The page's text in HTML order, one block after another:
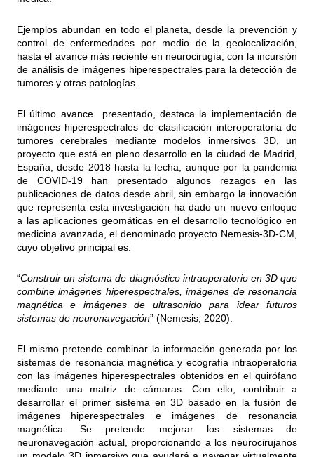
Ejemplos abundan en todo el planeta, desde la prevención y
control de enfermedades por medio de la geolocalización,
hasta el avance más reciente en neurocirugía, con la incursión
de análisis de imágenes hiperespectrales para la detección de
tumores y otras patologías.
El último avance presentado, destaca la implementación de
imágenes hiperespectrales de clasificación interoperatoria de
tumores cerebrales mediante modelos inmersivos 3D, un
proyecto que está en pleno desarrollo en la ciudad de Madrid,
España, desde 2018 hasta la fecha, aunque por la pandemia
de COVID-19 han presentado algunos rezagos en las
publicaciones de datos desde abril, sin embargo la innovación
que representa esta investigación ha dado un nuevo enfoque
a las aplicaciones geomáticas en el desarrollo tecnológico en
medicina avanzada, el denominado proyecto Nemesis-3D-CM,
cuyo objetivo principal es:
“Construir un sistema de diagnóstico intraoperatorio en 3D que
combine imágenes hiperespectrales, imágenes de resonancia
magnética e imágenes de ultrasonido para idear futuros
sistemas de neuronavegación” (Nemesis, 2020).
El mismo pretende combinar la información generada por los
sistemas de resonancia magnética y ecografía intraoperatoria
con las imágenes hiperespectrales obtenidos en el quirófano
mediante una matriz de cámaras. Con ello, contribuir a
desarrollar el primer sistema en 3D basado en la fusión de
imágenes hiperespectrales e imágenes de resonancia
magnética. Se pretende mejorar los sistemas de
neuronavegación actual, proporcionando a los neurocirujanos